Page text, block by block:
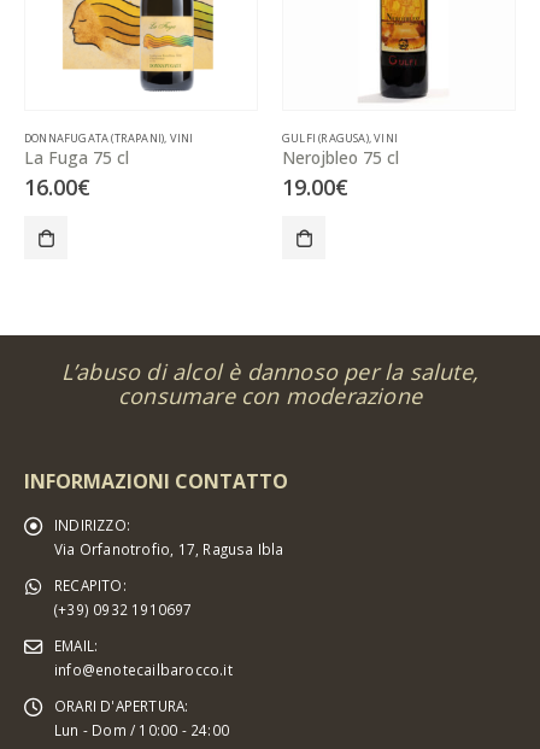
DONNAFUGATA (TRAPANI), VINI
La Fuga 75 cl
16.00€
GULFI (RAGUSA),VINI
Nerojbleo 75 cl
19.00€
L’abuso di alcol è dannoso per la salute,
consumare con moderazione
INFORMAZIONI CONTATTO
INDIRIZZO:
Via Orfanotrofio, 17, Ragusa Ibla
RECAPITO:
(+39) 0932 1910697
EMAIL:
info@enotecailbarocco.it
ORARI D'APERTURA:
Lun - Dom / 10:00 - 24:00